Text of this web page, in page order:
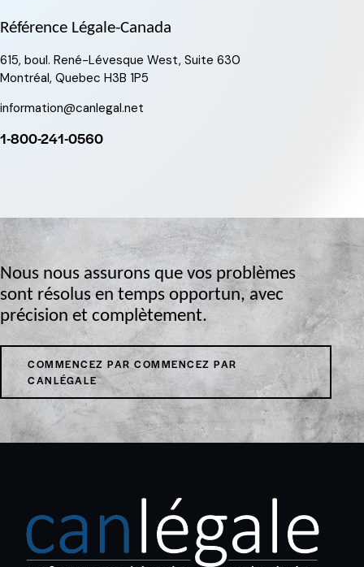
Référence Légale-Canada
615, boul. René-Lévesque West, Suite 630
Montréal, Quebec H3B 1P5
information@canlegal.net
1-800-241-0560
Nous nous assurons que vos problèmes
sont résolus en temps opportun, avec
précision et complètement.
COMMENCEZ PAR COMMENCEZ PAR
CANLÉGALE